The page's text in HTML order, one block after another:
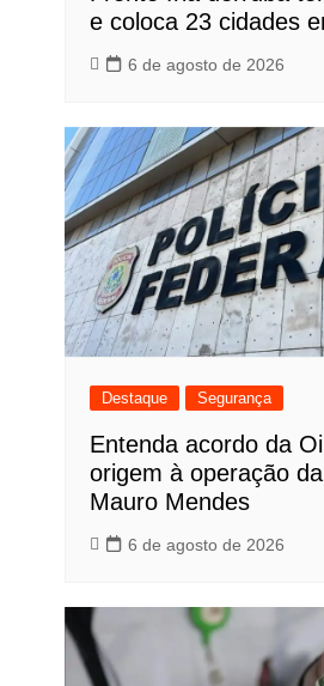
e coloca 23 cidades
6 de agosto de 2026
Destaque Segurança
Entenda acordo da
origem à operação
Mauro Mendes
6 de agosto de 2026